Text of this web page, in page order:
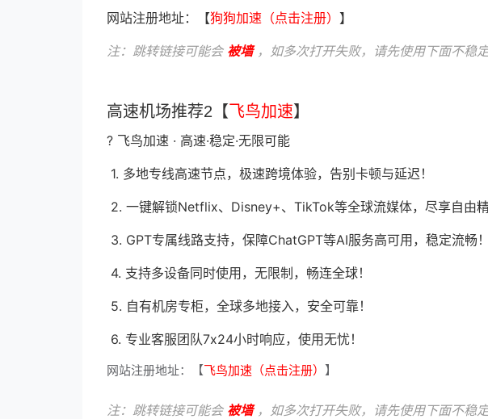
网站注册地址：【狗狗加速（点击注册） 】
注：跳转链接可能会 被墙，如多次打开失败，请先使用下面不稳
高速机场推荐2【 飞鸟加速】
? 飞鸟加速 · 高速·稳定·无限可能
1. 多地专线高速节点，极速跨境体验，告别卡顿与延迟！
2. 一键解锁Netflix、Disney+、TikTok等全球流媒体，尽享自由精
3. GPT专属线路支持，保障ChatGPT等AI服务高可用，稳定流畅！
4. 支持多设备同时使用，无限制，畅连全球！
5. 自有机房专柜，全球多地接入，安全可靠！
6. 专业客服团队7x24小时响应，使用无忧！
网站注册地址：【飞鸟加速（点击注册） 】
注：跳转链接可能会 被墙，如多次打开失败，请先使用下面不稳